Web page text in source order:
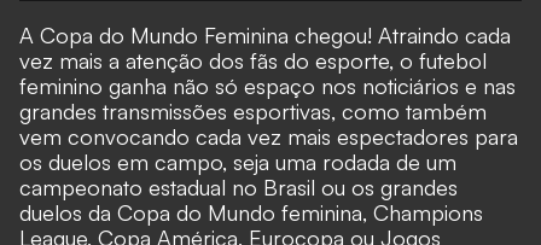
A Copa do Mundo Feminina chegou! Atraindo cada
vez mais a atenção dos fãs do esporte, o futebol
feminino ganha não só espaço nos noticiários e nas
grandes transmissões esportivas, como também
vem convocando cada vez mais espectadores para
os duelos em campo, seja uma rodada de um
campeonato estadual no Brasil ou os grandes
duelos da Copa do Mundo feminina, Champions
League, Copa América, Eurocopa ou Jogos